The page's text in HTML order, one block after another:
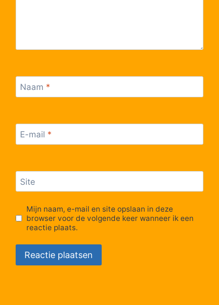
Naam *
E-mail *
Site
Mijn naam, e-mail en site opslaan in deze
browser voor de volgende keer wanneer ik een
reactie plaats.